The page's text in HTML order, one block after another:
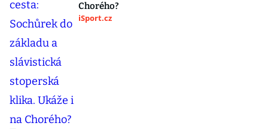
Chorého?
iSport.cz